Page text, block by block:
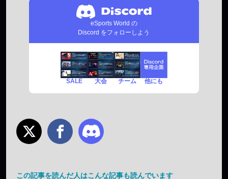
eSports World の
Discord をフォローしよう
SALE 大会 チーム 他にも
この記事を読んだ人はこんな記事も読んでいます